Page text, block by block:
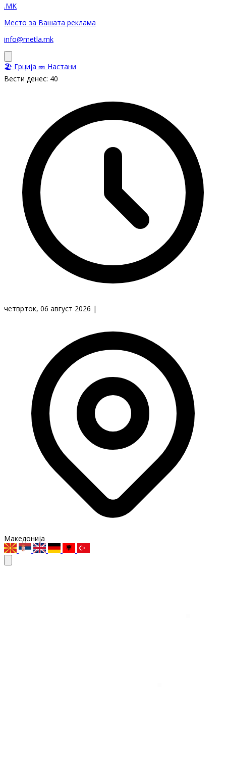
.MK
Место за Вашата реклама
info@metla.mk
🏖️ Грција 🎫 Настани
Вести денес: 40
четврток, 06 август 2026 |
Македонија